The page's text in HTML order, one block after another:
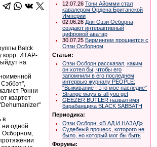
Balck
корр. ИТАР-
на
Ронни
квартет
в
ни одной
Осборном,
12.07.26 Тони Айомми стал
кавалером Ордена Британской
Империи
02.06.26 Для Оззи Осборна
создают интерактивный
цифровой аватар
30.07.25 Бирмингем прощается с
Оззи Осборном
Статьи:
Оззи Осборн рассказал, каким
он хотел бы, чтобы его
запомнили в его последнем
интервью журналу PEOPLE:
"Выживание - это мое наследие"
Strange ways is all you get
GEEZER BUTLER назвал имя
барабанщика BLACK SABBATH
Периодика:
Оззи Осборн: «В АД И НАЗАД»
Судебный процесс, которого не
было, но который мог бы быть
Форумы: